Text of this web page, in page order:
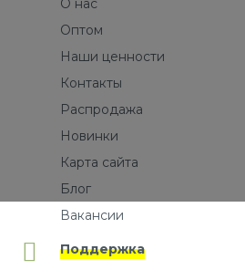
О нас
Оптом
Наши ценности
Контакты
Распродажа
Новинки
Карта сайта
Блог
Вакансии
Поддержка